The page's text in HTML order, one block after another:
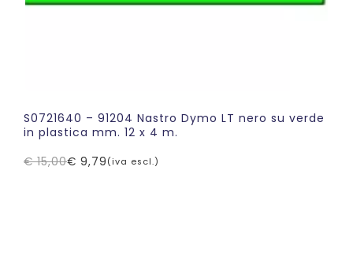
S0721640 – 91204 Nastro Dymo LT nero su verde
in plastica mm. 12 x 4 m.
€15,00
Il
€ 9,79
Il
(iva escl.)